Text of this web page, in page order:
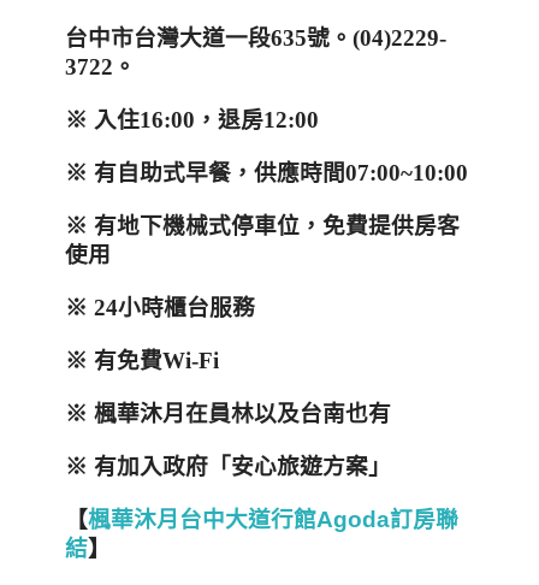
台中市台灣大道一段635號。 (04)2229-
3722 。
※ 入住16:00，退房12:00
※ 有自助式早餐，供應時間07:00~10:00
※ 有地下機械式停車位，免費提供房客
使用
※ 24小時櫃台服務
※ 有免費Wi-Fi
※ 楓華沐月在員林以及台南也有
※ 有加入政府「安心旅遊方案」
【楓華沐月台中大道行館Agoda訂房聯
結】